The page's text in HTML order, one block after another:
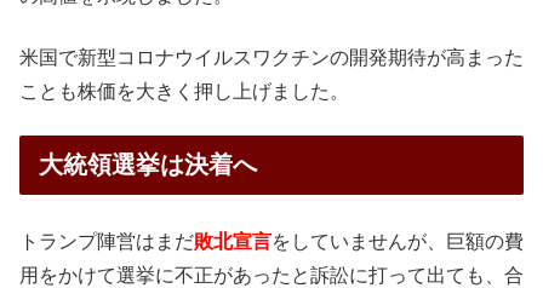
米国で新型コロナウイルスワクチンの開発期待が高まった
ことも株価を大きく押し上げました。
大統領選挙は決着へ
トランプ陣営はまだ敗北宣言をしていませんが、巨額の費
用をかけて選挙に不正があったと訴訟に打って出ても、合